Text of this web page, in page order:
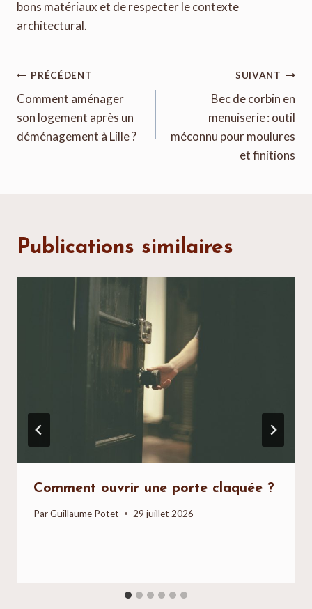
bons matériaux et de respecter le contexte
architectural.
Navigation
de
l’article
PRÉCÉDENT
Comment aménager
son logement après un
déménagement à Lille ?
SUIVANT
Bec de corbin en
menuiserie : outil
méconnu pour moulures
et finitions
Publications similaires
Comment ouvrir une porte claquée ?
ParGuillaume Potet 29 juillet 2026